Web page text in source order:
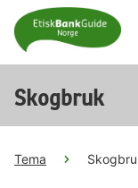
Skogbruk
Tema